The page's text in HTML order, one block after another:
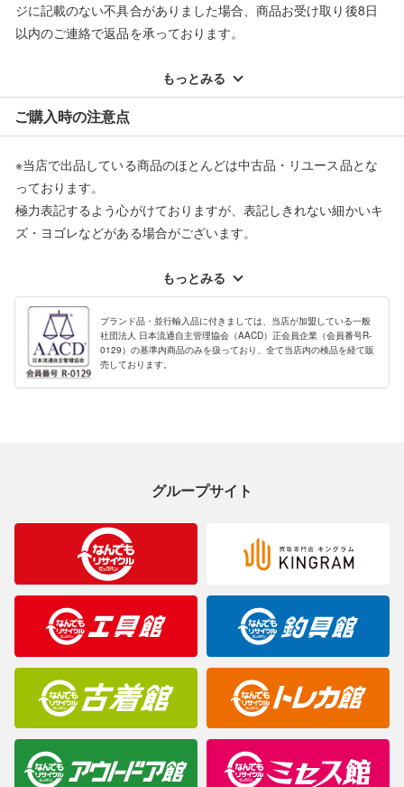
ジに記載のない不具合がありました場合、商品お受け取り後8日
以内のご連絡で返品を承っております。
配送料ともに当社負担で対応いたします。
※オンラインストアで購入頂いた商品は、店頭での返品はお受け
できません。また、商品の修理及び交換に関しては承ることがで
返品・交換について
もっとみる
ご購入時の注意点
※当店で出品している商品のほとんどは中古品・リユース品とな
っております。
極力表記するよう心がけておりますが、表記しきれない細かいキ
ズ・ヨゴレなどがある場合がございます。
※掲載している一部商品は店頭にて展示中の商品もございます。
展示・保管中に劣化や変化などしてしまう恐れもございますので
ご理解くださいますようお願い申し上げます。
※お使いのモニター等により、写真と実際のお色が若干異なる場
合がございますのでご了承ください。
もっとみる
ブランド品・並行輸入品に付きましては、当店が加盟している一般
社団法人 日本流通自主管理協会（AACD）正会員企業（会員番号R-
0129）の基準内商品のみを扱っており、全て当店内の検品を経て販
売しております。
グループサイト